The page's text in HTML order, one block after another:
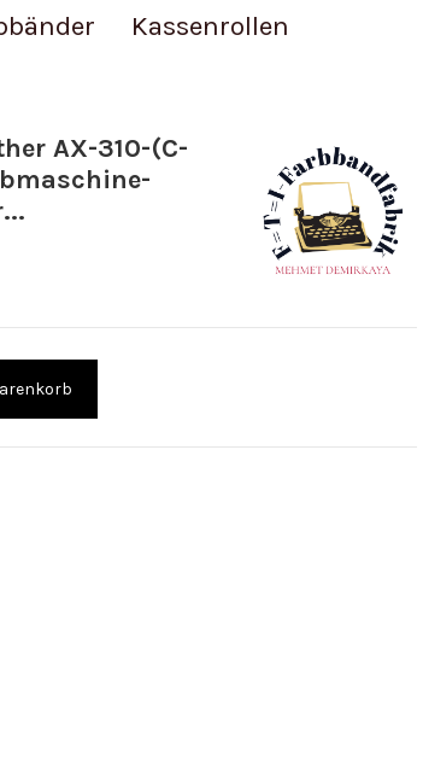
Kassenrollen
AX-310-(C-